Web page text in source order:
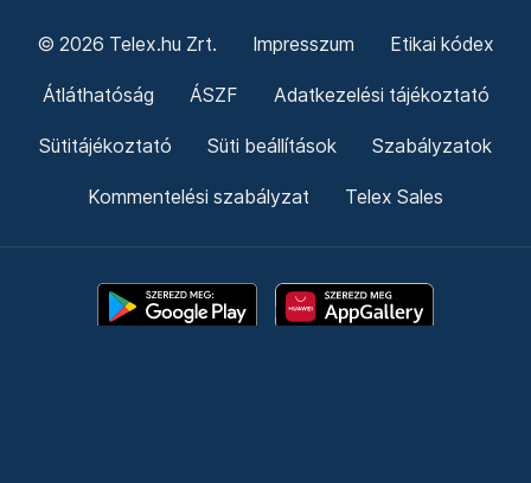
© 2026 Telex.hu Zrt. Impresszum Etikai kódex
Átláthatóság ÁSZF Adatkezelési tájékoztató
Sütitájékoztató Süti beállítások Szabályzatok
Kommentelési szabályzat Telex Sales